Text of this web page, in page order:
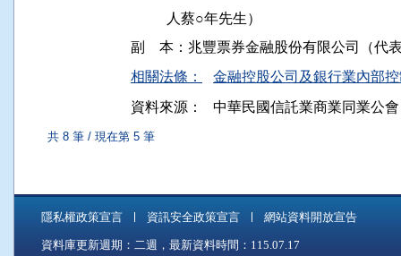
          人蔡○年先生）
相關法條：
金融控股公司及銀行業內部
資料來源：
中華民國信託業商業同業公會
共 8 筆 / 現在第 5 筆
隱私權政策宣言 資訊安全政策宣言 網站資料開放宣告
資料庫更新週期：二週，最新資料時間：115.07.17